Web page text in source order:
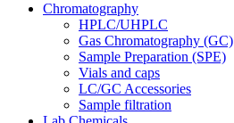
Chromatography
HPLC/UHPLC
Gas Chromatography (GC)
Sample Preparation (SPE)
Vials and caps
LC/GC Accessories
Sample filtration